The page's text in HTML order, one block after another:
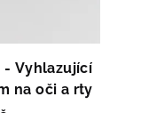
- Vyhlazující
na oči a rty